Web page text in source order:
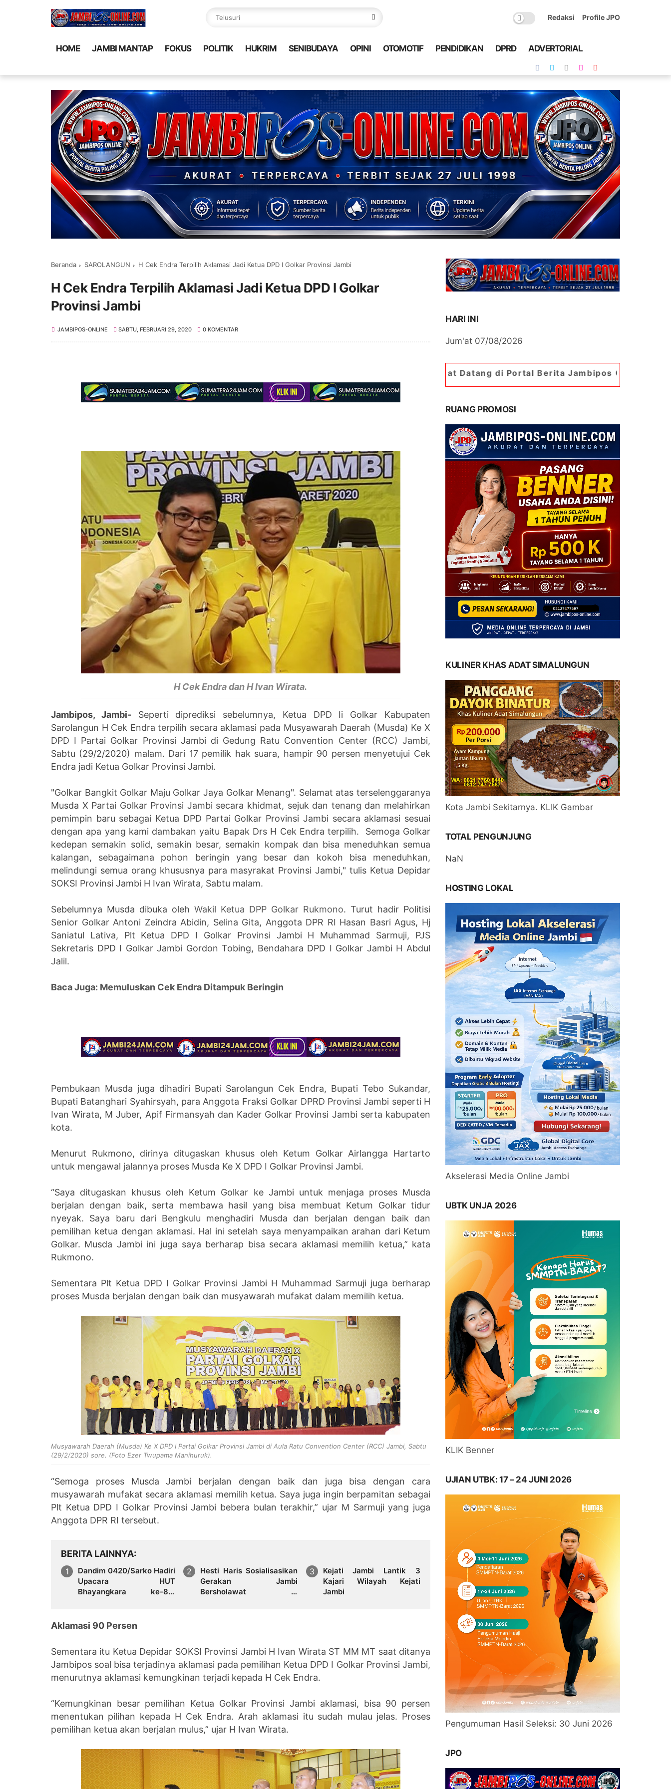
Redaksi Profile JPO
HOME JAMBI MANTAP FOKUS POLITIK HUKRIM SENIBUDAYA OPINI OTOMOTIF PENDIDIKAN DPRD ADVERTORIAL
Beranda SAROLANGUN H Cek Endra Terpilih Aklamasi Jadi Ketua DPD I Golkar Provinsi Jambi
H Cek Endra Terpilih Aklamasi Jadi Ketua DPD I Golkar
Provinsi Jambi
JAMBIPOS-ONLINE SABTU, FEBRUARI 29, 2020 0 KOMENTAR
H Cek Endra dan H Ivan Wirata.
Jambipos, Jambi-Seperti diprediksi sebelumnya, Ketua DPD Ii Golkar Kabupaten
Sarolangun H Cek Endra terpilih secara aklamasi pada Musyawarah Daerah (Musda) Ke X
DPD I Partai Golkar Provinsi Jambi di Gedung Ratu Convention Center (RCC) Jambi,
Sabtu (29/2/2020) malam. Dari 17 pemilik hak suara, hampir 90 persen menyetujui Cek
Endra jadi Ketua Golkar Provinsi Jambi.
"Golkar Bangkit Golkar Maju Golkar Jaya Golkar Menang". Selamat atas terselenggaranya
Musda X Partai Golkar Provinsi Jambi secara khidmat, sejuk dan tenang dan melahirkan
pemimpin baru sebagai Ketua DPD Partai Golkar Provinsi Jambi secara aklamasi sesuai
dengan apa yang kami dambakan yaitu Bapak Drs H Cek Endra terpilih. Semoga Golkar
kedepan semakin solid, semakin besar, semakin kompak dan bisa meneduhkan semua
kalangan, sebagaimana pohon beringin yang besar dan kokoh bisa meneduhkan,
melindungi semua orang khususnya para masyrakat Provinsi Jambi," tulis Ketua Depidar
SOKSI Provinsi Jambi H Ivan Wirata, Sabtu malam.
Sebelumnya Musda dibuka oleh Wakil Ketua DPP Golkar Rukmono. Turut hadir Politisi
Senior Golkar Antoni Zeindra Abidin, Selina Gita, Anggota DPR RI Hasan Basri Agus, Hj
Saniatul Lativa, Plt Ketua DPD I Golkar Provinsi Jambi H Muhammad Sarmuji, PJS
Sekretaris DPD I Golkar Jambi Gordon Tobing, Bendahara DPD I Golkar Jambi H Abdul
Jalil.
Baca Juga: Memuluskan Cek Endra Ditampuk Beringin
Pembukaan Musda juga dihadiri Bupati Sarolangun Cek Endra, Bupati Tebo Sukandar,
Bupati Batanghari Syahirsyah, para Anggota Fraksi Golkar DPRD Provinsi Jambi seperti H
Ivan Wirata, M Juber, Apif Firmansyah dan Kader Golkar Provinsi Jambi serta kabupaten
kota.
Menurut Rukmono, dirinya ditugaskan khusus oleh Ketum Golkar Airlangga Hartarto
untuk mengawal jalannya proses Musda Ke X DPD I Golkar Provinsi Jambi.
“Saya ditugaskan khusus oleh Ketum Golkar ke Jambi untuk menjaga proses Musda
berjalan dengan baik, serta membawa hasil yang bisa membuat Ketum Golkar tidur
nyeyak. Saya baru dari Bengkulu menghadiri Musda dan berjalan dengan baik dan
pemilihan ketua dengan aklamasi. Hal ini setelah saya menyampaikan arahan dari Ketum
Golkar. Musda Jambi ini juga saya berharap bisa secara aklamasi memilih ketua,” kata
Rukmono.
Sementara Plt Ketua DPD I Golkar Provinsi Jambi H Muhammad Sarmuji juga berharap
proses Musda berjalan dengan baik dan musyawarah mufakat dalam memilih ketua.
Musyawarah Daerah (Musda) Ke X DPD I Partai Golkar Provinsi Jambi di Aula Ratu Convention Center (RCC) Jambi, Sabtu
(29/2/2020) sore. (Foto Ezer Twupama Manihuruk).
“Semoga proses Musda Jambi berjalan dengan baik dan juga bisa dengan cara
musyawarah mufakat secara aklamasi memilih ketua. Saya juga ingin berpamitan sebagai
Plt Ketua DPD I Golkar Provinsi Jambi bebera bulan terakhir,” ujar M Sarmuji yang juga
Anggota DPR RI tersebut.
BERITA LAINNYA
Dandim 0420/Sarko Hadiri
Upacara HUT
Bhayangkara ke-80,
Hesti Haris Sosialisasikan
Gerakan Jambi
Bersholawat di
Kejati Jambi Lantik 3
Kajari Wilayah Kejati
Jambi
Aklamasi 90 Persen
Sementara itu Ketua Depidar SOKSI Provinsi Jambi H Ivan Wirata ST MM MT saat ditanya
Jambipos soal bisa terjadinya aklamasi pada pemilihan Ketua DPD I Golkar Provinsi Jambi,
menurutnya aklamasi kemungkinan terjadi kepada H Cek Endra.
“Kemungkinan besar pemilihan Ketua Golkar Provinsi Jambi aklamasi, bisa 90 persen
menentukan pilihan kepada H Cek Endra. Arah aklamasi itu sudah mulau jelas. Proses
pemilihan ketua akan berjalan mulus,” ujar H Ivan Wirata.
HARI INI
Jum'at 07/08/2026
Selamat Datang di Portal Berita Jambipos Online. Portal Berita
RUANG PROMOSI
KULINER KHAS ADAT SIMALUNGUN
Kota Jambi Sekitarnya. KLIK Gambar
TOTAL PENGUNJUNG
NaN
HOSTING LOKAL
Akselerasi Media Online Jambi
UBTK UNJA 2026
KLIK Benner
UJIAN UTBK: 17 – 24 JUNI 2026
Pengumuman Hasil Seleksi: 30 Juni 2026
JPO